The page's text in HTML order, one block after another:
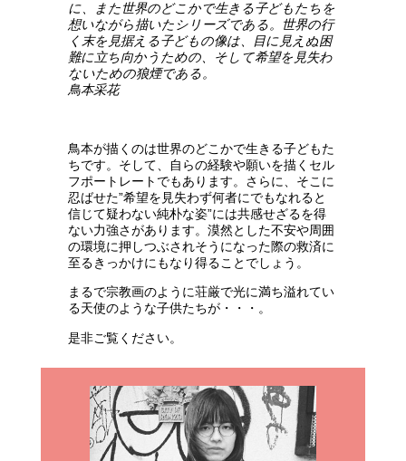
に、また世界のどこかで生きる子どもたちを
想いながら描いたシリーズである。世界の行
く末を見据える子どもの像は、目に見えぬ困
難に立ち向かうための、そして希望を見失わ
ないための狼煙である。
鳥本采花
鳥本が描くのは世界のどこかで生きる子どもた
ちです。そして、自らの経験や願いを描くセル
フポートレートでもあります。さらに、そこに
忍ばせた”希望を見失わず何者にでもなれると
信じて疑わない純朴な姿”には共感せざるを得
ない力強さがあります。漠然とした不安や周囲
の環境に押しつぶされそうになった際の救済に
至るきっかけにもなり得ることでしょう。
まるで宗教画のように荘厳で光に満ち溢れてい
る天使のような子供たちが・・・。
是非ご覧ください。